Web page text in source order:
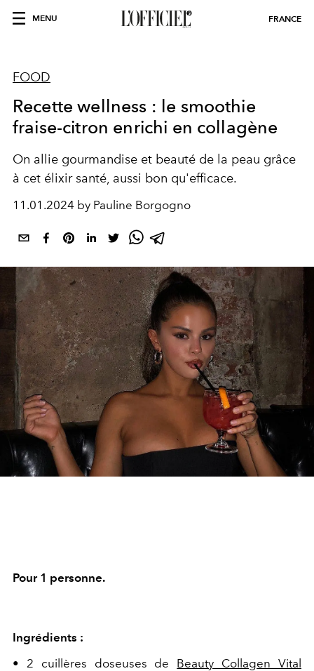
MENU FRANCE
FOOD
Recette wellness : le smoothie
fraise-citron enrichi en collagène
On allie gourmandise et beauté de la peau grâce
à cet élixir santé, aussi bon qu'efficace.
11.01.2024 by Pauline Borgogno
Pour 1 personne.
Ingrédients :
• 2 cuillères doseuses de Beauty Collagen Vital